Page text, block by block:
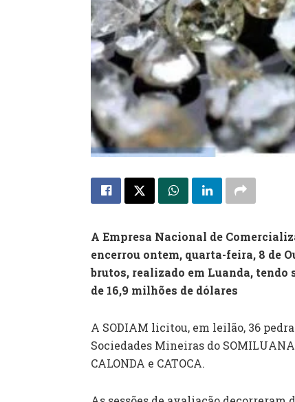
A Empresa Nacional de
encerrou ontem, quarta-feira, 8 de
brutos, realizado em Luanda,
de 16,9 milhões de dólares
A SODIAM licitou, em leilão, 36
Sociedades Mineiras do
CALONDA e CATOCA.